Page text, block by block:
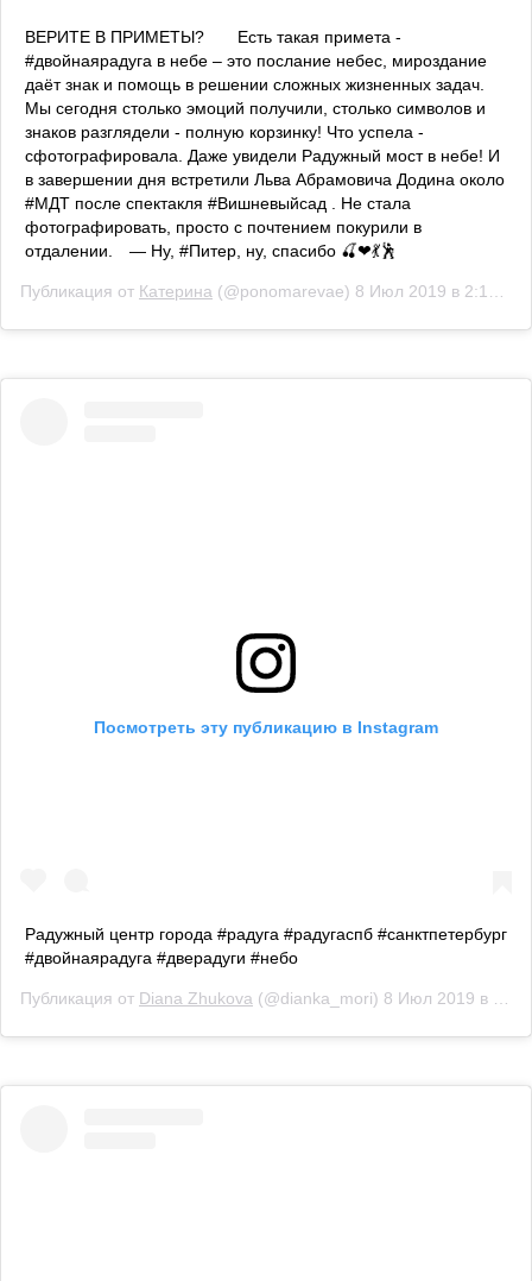
ВЕРИТЕ В ПРИМЕТЫ? ⠀ ⠀Есть такая примета -
#двойнаярадуга в небе – это послание небес, мироздание
даёт знак и помощь в решении сложных жизненных задач.
Мы сегодня столько эмоций получили, столько символов и
знаков разглядели - полную корзинку! Что успела -
сфотографировала. Даже увидели Радужный мост в небе! И
в завершении дня встретили Льва Абрамовича Додина около
#МДТ после спектакля #Вишневыйсад . Не стала
фотографировать, просто с почтением покурили в
отдалении. ⠀— Ну, #Питер, ну, спасибо 🍒❤💃🕺
Публикация от Катерина (@ponomarevae) 8 Июл 2019 в 2:10 PDT
Посмотреть эту публикацию в Instagram
Радужный центр города #радуга #радугаспб #санктпетербург
#двойнаярадуга #дверадуги #небо
Публикация от Diana Zhukova (@dianka_mori) 8 Июл 2019 в 1:44 PDT